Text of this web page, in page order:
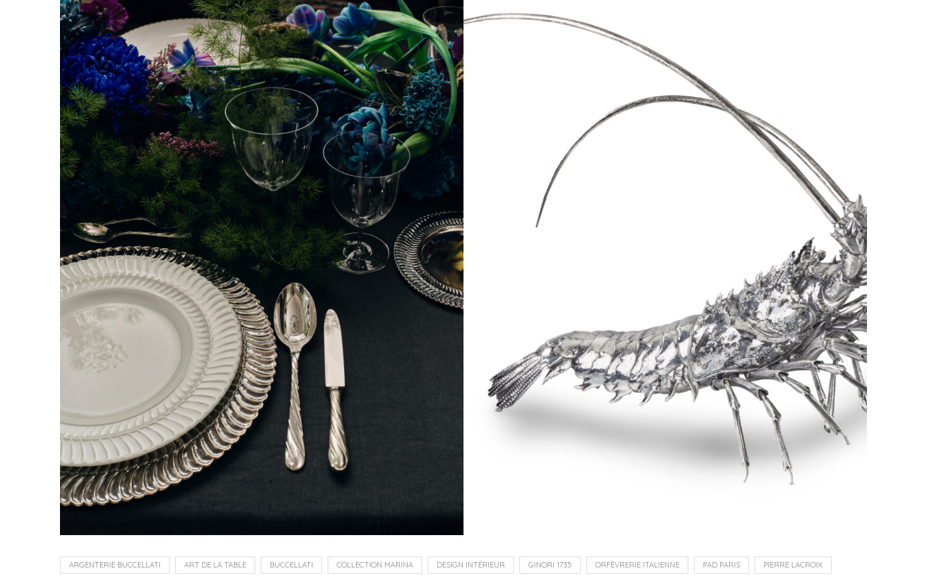
ARGENTERIE BUCCELLATI ART DE LA TABLE BUCCELLATI COLLECTION MARINA DESIGN INTÉRIEUR GINORI 1735 ORFÈVRERIE ITALIENNE PAD PARIS PIERRE LACROIX